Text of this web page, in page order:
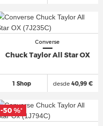
Converse
Chuck Taylor All Star OX
1 Shop desde40,99 €
-50 %*
-50 %*